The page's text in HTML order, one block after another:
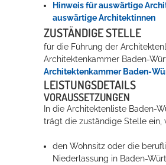
Hinweis für auswärtige
auswärtige Architektinnen
ZUSTÄNDIGE STELLE
für die Führung der
Architektenkammer Baden-
Architektenkammer Baden-
LEISTUNGSDETAILS
VORAUSSETZUNGEN
In die Architektenliste Baden-
trägt die zuständige Stelle ein,
den Wohnsitz oder die
Niederlassung in Baden-